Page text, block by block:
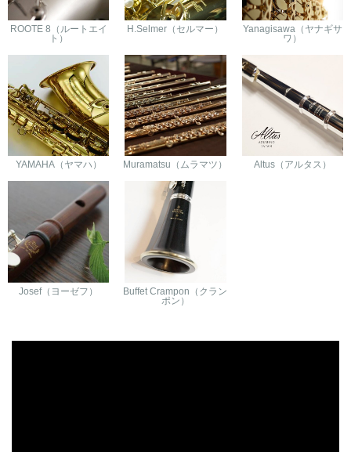
ROOTE 8（ルートエイ
ト）
H.Selmer（セルマー）
Yanagisawa（ヤナギサ
ワ）
YAMAHA（ヤマハ） Muramatsu（ムラマツ） Altus（アルタス）
Josef（ヨーゼフ）
Buffet Crampon（クラン
ポン）